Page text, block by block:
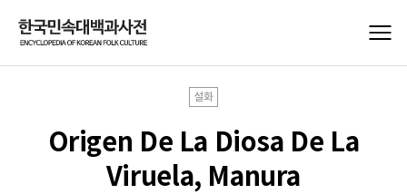
설화
Origen De La Diosa De La
Viruela, Manura